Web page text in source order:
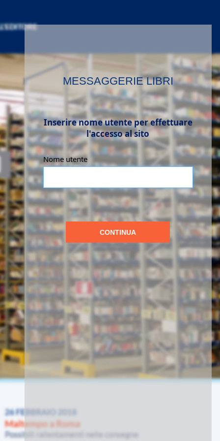
MESSAGGERIE LIBRI
Inserire nome utente per effettuare
l'accesso al sito
Nome utente
CONTINUA